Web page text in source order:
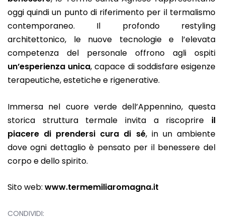
oggi quindi un punto di riferimento per il termalismo
contemporaneo. Il profondo restyling
architettonico, le nuove tecnologie e l’elevata
competenza del personale offrono agli ospiti
un’esperienza unica, capace di soddisfare esigenze
terapeutiche, estetiche e rigenerative.
Immersa nel cuore verde dell’Appennino, questa
storica struttura termale invita a riscoprire il
piacere di prendersi cura di sé, in un ambiente
dove ogni dettaglio è pensato per il benessere del
corpo e dello spirito.
Sito web: www.termemiliaromagna.it
CONDIVIDI: